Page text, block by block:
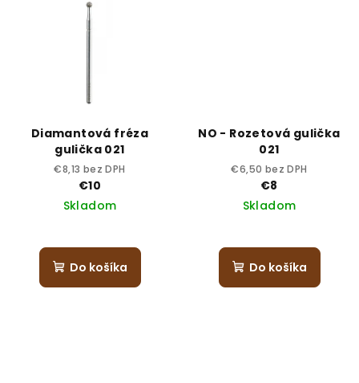
Diamantová fréza
gulička 021
€8,13 bez DPH
€10
Skladom
Do košíka
NO - Rozetová gulička
021
€6,50 bez DPH
€8
Skladom
Do košíka